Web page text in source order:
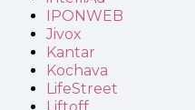
IPONWEB
Jivox
Kantar
Kochava
LifeStreet